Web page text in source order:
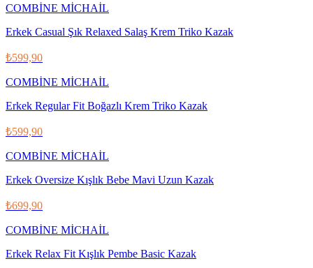
COMBİNE MİCHAİL
Erkek Casual Şık Relaxed Salaş Krem Triko Kazak
₺599,90
COMBİNE MİCHAİL
Erkek Regular Fit Boğazlı Krem Triko Kazak
₺599,90
COMBİNE MİCHAİL
Erkek Oversize Kışlık Bebe Mavi Uzun Kazak
₺699,90
COMBİNE MİCHAİL
Erkek Relax Fit Kışlık Pembe Basic Kazak